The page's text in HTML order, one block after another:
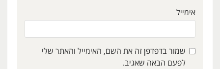
אימייל
שמור בדפדפן זה את השם, האימייל והאתר שלי
לפעם הבאה שאגיב.